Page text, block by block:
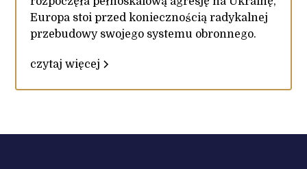
Europa stoi przed koniecznością radykalnej
przebudowy swojego systemu obronnego.
czytaj więcej